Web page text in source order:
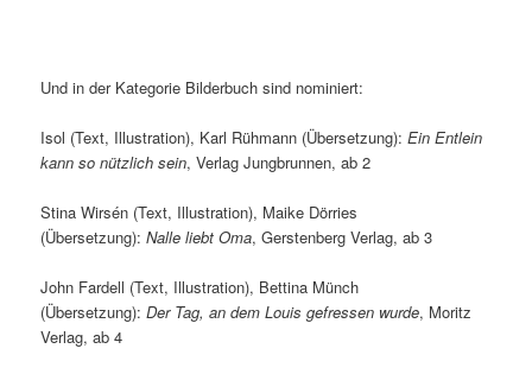
Und in der Kategorie Bilderbuch sind nominiert:
Isol (Text, Illustration), Karl Rühmann (Übersetzung):Ein Entlein
kann so nützlich sein, Verlag Jungbrunnen, ab 2
Stina Wirsén (Text, Illustration), Maike Dörries
(Übersetzung):Nalle liebt Oma, Gerstenberg Verlag, ab 3
John Fardell (Text, Illustration), Bettina Münch
(Übersetzung):Der Tag, an dem Louis gefressen wurde, Moritz
Verlag, ab 4